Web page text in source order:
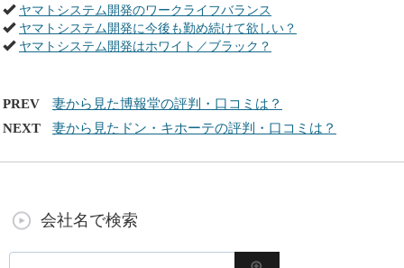
ヤマトシステム開発のワークライフバランス
ヤマトシステム開発に今後も勤め続けて欲しい？
ヤマトシステム開発はホワイト／ブラック？
PREV
妻から見た博報堂の評判・口コミは？
NEXT
妻から見たドン・キホーテの評判・口コミは？
会社名で検索